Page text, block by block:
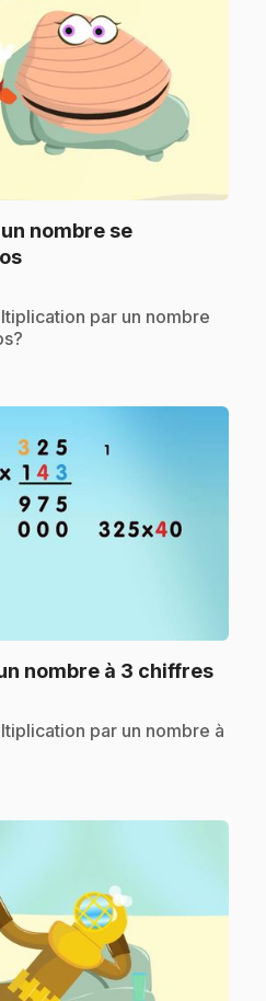
nombre se
.
par un nombre
nombre à 3 chiffres.
par un nombre à